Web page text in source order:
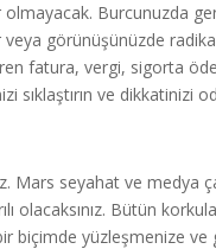
Burcunuzda
görünüşünüzde
fatura, vergi, sigorta
ve dikkatinizi
Mars seyahat ve medya
Bütün
biçimde yüzleşmenize